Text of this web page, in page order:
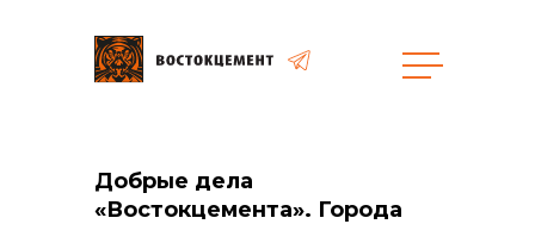
Добрые дела
«Востокцемента». Города